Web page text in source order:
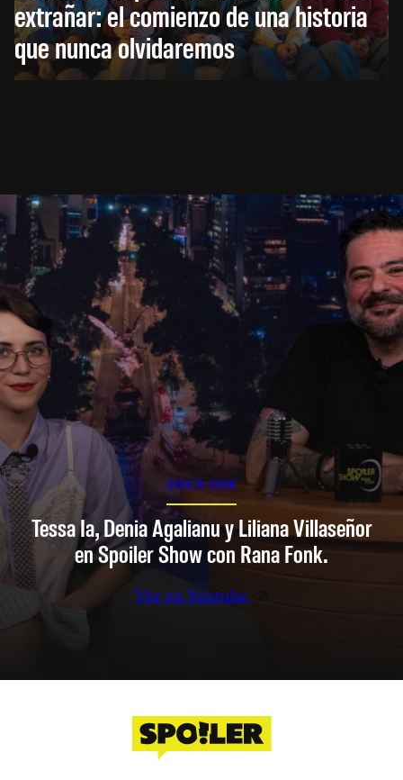
extrañar: el comienzo de una historia
que nunca olvidaremos
SPOILER SHOW
Tessa Ia, Denia Agalianu y Liliana Villaseñor
en Spoiler Show con Rana Fonk.
Ver en Youtube